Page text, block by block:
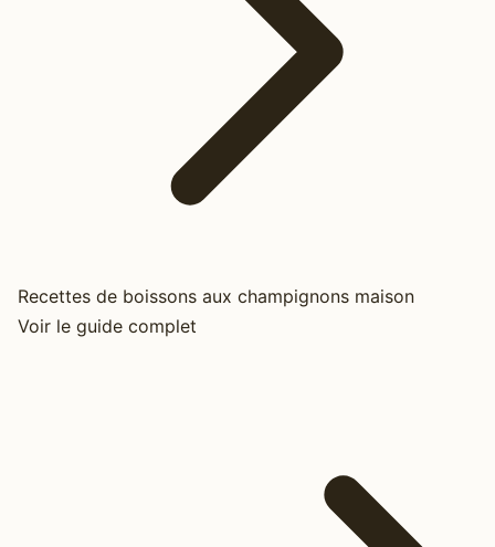
Recettes de boissons aux champignons maison
Voir le guide complet